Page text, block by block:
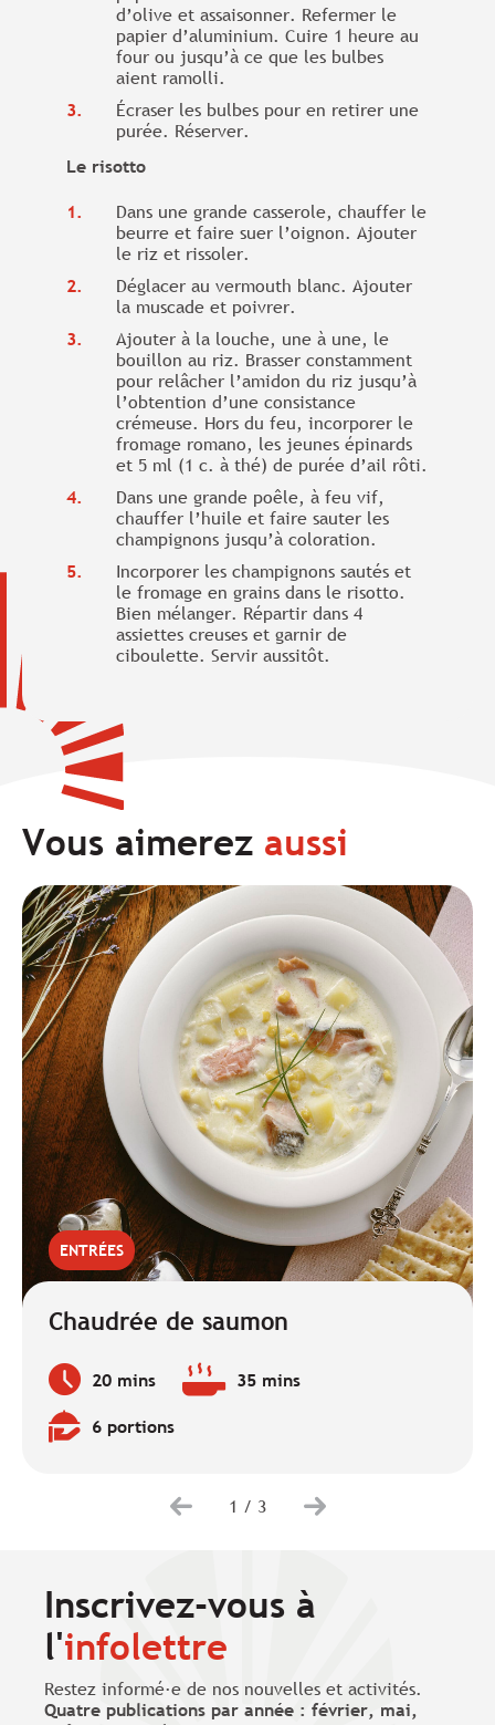
d’olive et assaisonner. Refermer le
papier d’aluminium. Cuire 1 heure au
four ou jusqu’à ce que les bulbes
aient ramolli.
Écraser les bulbes pour en retirer une
purée. Réserver.
Le risotto
Dans une grande casserole, chauffer le
beurre et faire suer l’oignon. Ajouter
le riz et rissoler.
Déglacer au vermouth blanc. Ajouter
la muscade et poivrer.
Ajouter à la louche, une à une, le
bouillon au riz. Brasser constamment
pour relâcher l’amidon du riz jusqu’à
l’obtention d’une consistance
crémeuse. Hors du feu, incorporer le
fromage romano, les jeunes épinards
et 5 ml (1 c. à thé) de purée d’ail rôti.
Dans une grande poêle, à feu vif,
chauffer l’huile et faire sauter les
champignons jusqu’à coloration.
Incorporer les champignons sautés et
le fromage en grains dans le risotto.
Bien mélanger. Répartir dans 4
assiettes creuses et garnir de
ciboulette. Servir aussitôt.
Vous aimerez aussi
ENTRÉES
Chaudrée de saumon
Temps
de
préparation
:
20 mins
Temps 35 mins
Quantité6 portions
1 / 3
Inscrivez-vous à
l'infolettre
Restez informé·e de nos nouvelles et activités.
Quatre publications par année : février, mai,